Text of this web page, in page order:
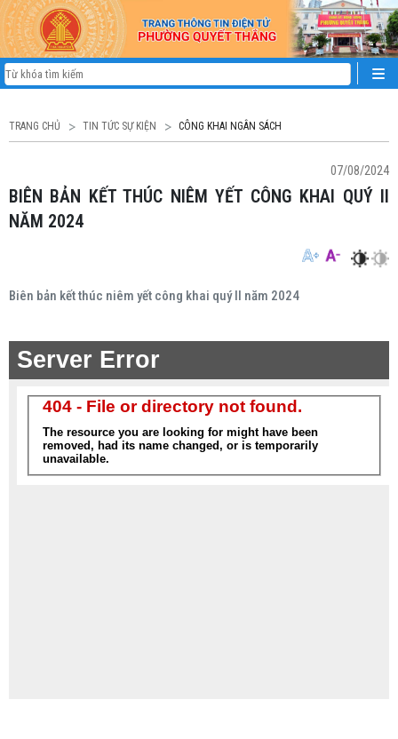
TRANG CHỦ TIN TỨC SỰ KIỆN CÔNG KHAI NGÂN SÁCH
07/08/2024
BIÊN BẢN KẾT THÚC NIÊM YẾT CÔNG KHAI QUÝ II
NĂM 2024
Biên bản kết thúc niêm yết công khai quý II năm 2024